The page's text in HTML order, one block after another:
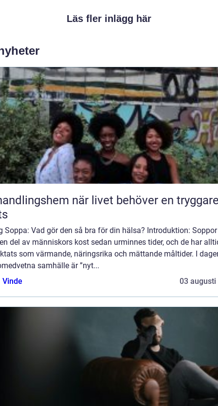
Läs fler inlägg här
när livet behöver en tryggare
Soppa: Vad gör den så bra för din hälsa? Introduktion:
del av människors kost sedan urminnes tider, och de har
som värmande, näringsrika och mättande måltider. I
samhälle är ”nyt...
Vinde
03 augusti